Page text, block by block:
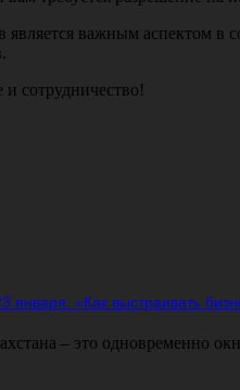
является важным аспектом
сотрудничество!
января: «Как выстраивать
– это одновременно